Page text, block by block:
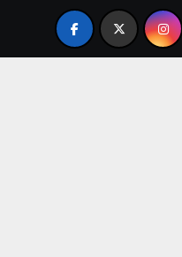
au 19 juillet 2026 au